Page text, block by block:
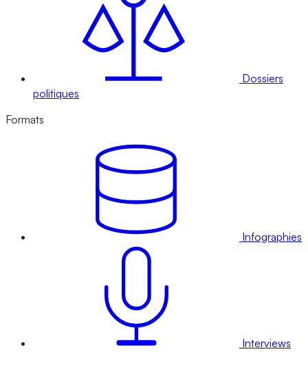
Dossiers
politiques
Formats
Infographies
Interviews